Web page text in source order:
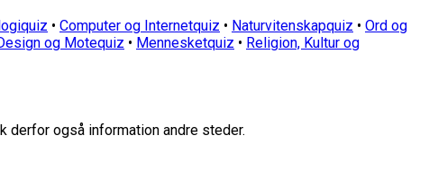
• Computer og Internetquiz • Naturvitenskapquiz • Ord og
og Motequiz • Mennesketquiz • Religion, Kultur og
derfor også information andre steder.